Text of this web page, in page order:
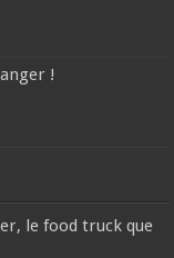
!
le food truck que